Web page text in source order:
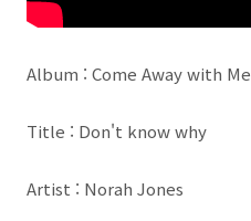
Album : Come Away with Me
Title : Don't know why
Artist : Norah Jones